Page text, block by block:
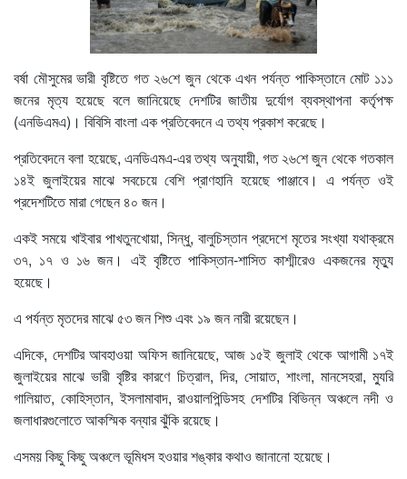
বর্ষা মৌসুমের ভারী বৃষ্টিতে গত ২৬শে জুন থেকে এখন পর্যন্ত পাকিস্তানে মোট ১১১
জনের মৃত্য হয়েছে বলে জানিয়েছে দেশটির জাতীয় দুর্যোগ ব্যবস্থাপনা কর্তৃপক্ষ
(এনডিএমএ)। বিবিসি বাংলা এক প্রতিবেদনে এ তথ্য প্রকাশ করেছে।
প্রতিবেদনে বলা হয়েছে, এনডিএমএ-এর তথ্য অনুযায়ী, গত ২৬শে জুন থেকে গতকাল
১৪ই জুলাইয়ের মাঝে সবচেয়ে বেশি প্রাণহানি হয়েছে পাঞ্জাবে। এ পর্যন্ত ওই
প্রদেশটিতে মারা গেছেন ৪০ জন।
একই সময়ে খাইবার পাখতুনখোয়া, সিন্ধু, বালুচিস্তান প্রদেশে মৃতের সংখ্যা যথাক্রমে
৩৭, ১৭ ও ১৬ জন। এই বৃষ্টিতে পাকিস্তান-শাসিত কাশ্মীরেও একজনের মৃত্যু
হয়েছে।
এ পর্যন্ত মৃতদের মাঝে ৫৩ জন শিশু এবং ১৯ জন নারী রয়েছেন।
এদিকে, দেশটির আবহাওয়া অফিস জানিয়েছে, আজ ১৫ই জুলাই থেকে আগামী ১৭ই
জুলাইয়ের মাঝে ভারী বৃষ্টির কারণে চিত্রাল, দির, সোয়াত, শাংলা, মানসেহরা, ম্যুরি
গালিয়াত, কোহিস্তান, ইসলামাবাদ, রাওয়ালপিন্ডিসহ দেশটির বিভিন্ন অঞ্চলে নদী ও
জলাধারগুলোতে আকস্মিক বন্যার ঝুঁকি রয়েছে।
এসময় কিছু কিছু অঞ্চলে ভূমিধস হওয়ার শঙ্কার কথাও জানানো হয়েছে।